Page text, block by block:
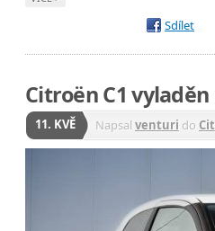
Sdílet
Citroën C1
11. KVĚ Napsal venturi do